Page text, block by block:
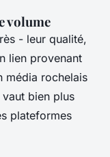
volume
- leur qualité,
lien provenant
média rochelais
bien plus
plateformes